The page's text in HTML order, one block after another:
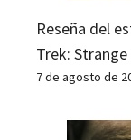
Reseña del
Trek:
7 de agosto de